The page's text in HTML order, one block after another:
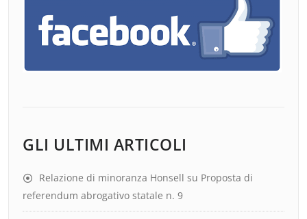
GLI ULTIMI ARTICOLI
Relazione di minoranza Honsell su Proposta di
referendum abrogativo statale n. 9